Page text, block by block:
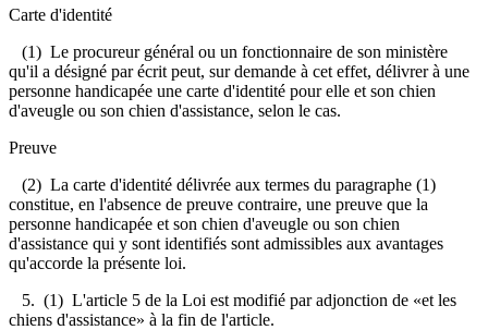
Carte d'identité
(1) Le procureur général ou un fonctionnaire de son ministère
qu'il a désigné par écrit peut, sur demande à cet effet, délivrer à une
personne handicapée une carte d'identité pour elle et son chien
d'aveugle ou son chien d'assistance, selon le cas.
Preuve
(2) La carte d'identité délivrée aux termes du paragraphe (1)
constitue, en l'absence de preuve contraire, une preuve que la
personne handicapée et son chien d'aveugle ou son chien
d'assistance qui y sont identifiés sont admissibles aux avantages
qu'accorde la présente loi.
5. (1) L'article 5 de la Loi est modifié par adjonction de «et les
chiens d'assistance» à la fin de l'article.